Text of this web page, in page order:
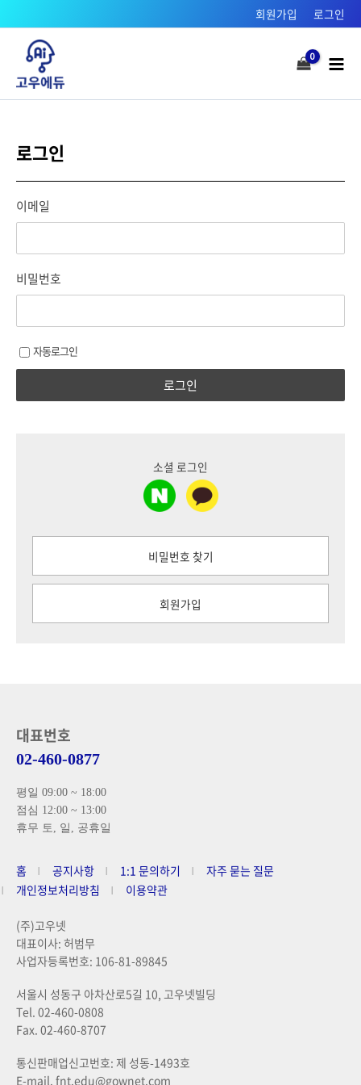
건너뛰기
회원가입 로그인
로그인
이메일
비밀번호
자동로그인
로그인
소셜 로그인
비밀번호 찾기
회원가입
대표번호
02-460-0877
평일 09:00 ~ 18:00
점심 12:00 ~ 13:00
휴무 토, 일, 공휴일
홈 공지사항 1:1 문의하기
자주 묻는 질문
개인정보처리방침
이용약관
(주)고우넷
대표이사: 허범무
사업자등록번호: 106-81-89845
서울시 성동구 아차산로5길 10, 고우넷빌딩
Tel. 02-460-0808
Fax. 02-460-8707
통신판매업신고번호: 제 성동-1493호
E-mail. fnt.edu@gownet.com